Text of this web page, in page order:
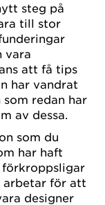
steg på
till stor
vara
att få tips
har vandrat
som redan har
av dessa.
som du
har haft
arbetar för att
designer